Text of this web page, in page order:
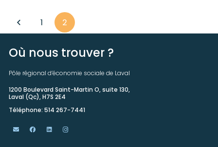
1 2
Où nous trouver ?
Pôle régional d’économie sociale de Laval
1200 Boulevard Saint-Martin O, suite 130,
Laval (Qc), H7S 2E4
Téléphone: 514 267-7441